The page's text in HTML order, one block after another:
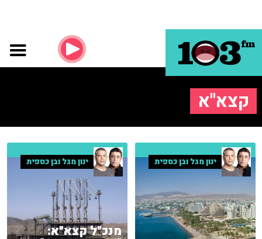
קצא"א
ינון מגל ובן כספית ינון מגל ובן כספית
מנכ"ל קצא"א: